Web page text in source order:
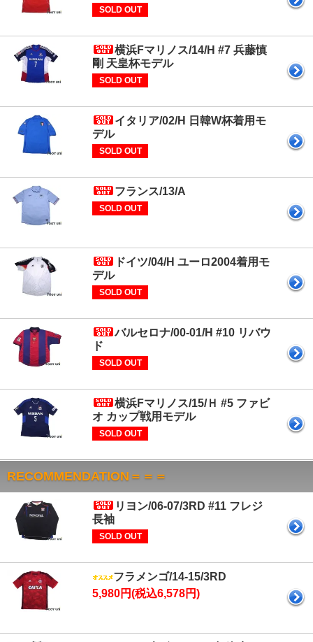
SOLD OUT
横浜Fマリノス/14/H #7 兵藤慎
剛 天皇杯モデル
SOLD OUT
イタリア/02/H 日韓W杯着用モ
デル
SOLD OUT
フランス/13/A
SOLD OUT
ドイツ/04/H ユーロ2004着用モ
デル
SOLD OUT
バルセロナ/00-01/H #10 リバウ
ド
SOLD OUT
横浜Fマリノス/15/Ｈ #5 ファビ
オ カップ戦用モデル
SOLD OUT
RECOMMENDATION＝＝＝
リヨン/06-07/3RD #11 フレジ
長袖
SOLD OUT
フラメンゴ/14-15/3RD
5,980円(税込6,578円)